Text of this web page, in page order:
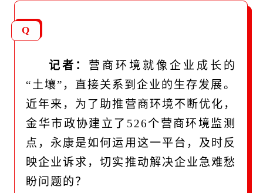
Q
记者： 营商环境就像企业成长的
“土壤”，直接关系到企业的生存发展。
近年来，为了助推营商环境不断优化，
金华市政协建立了526个营商环境监测
点，永康是如何运用这一平台，及时反
映企业诉求，切实推动解决企业急难愁
盼问题的？